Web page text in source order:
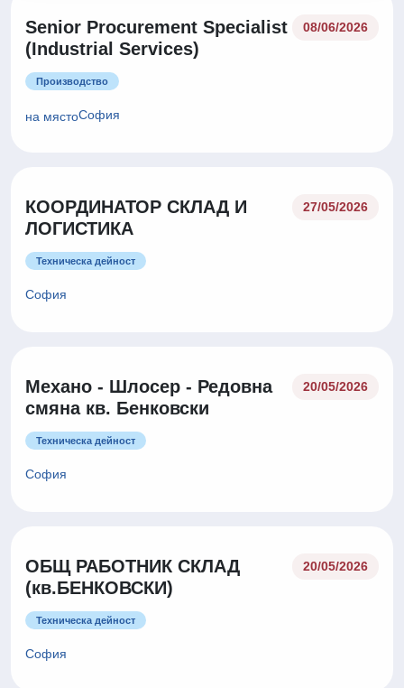
Senior Procurement Specialist
(Industrial Services)
08/06/2026
Производство
на мястоСофия
КООРДИНАТОР СКЛАД И
ЛОГИСТИКА
27/05/2026
Техническа дейност
София
Механо - Шлосер - Редовна
смяна кв. Бенковски
20/05/2026
Техническа дейност
София
ОБЩ РАБОТНИК СКЛАД
(кв.БЕНКОВСКИ)
20/05/2026
Техническа дейност
София